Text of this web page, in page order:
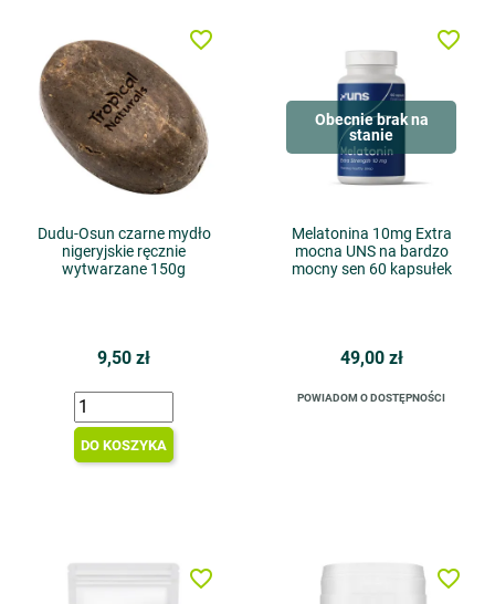
Dudu-Osun czarne mydło
nigeryjskie ręcznie
wytwarzane 150g
9,50 zł
DO KOSZYKA
favorite_border
Obecnie brak na
stanie
Melatonina 10mg Extra
mocna UNS na bardzo
mocny sen 60 kapsułek
49,00 zł
POWIADOM O DOSTĘPNOŚCI
favorite_border
favorite_border favorite_border